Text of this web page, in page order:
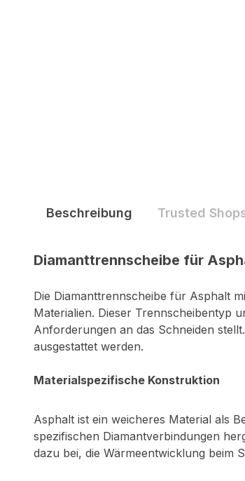
Beschreibung Trusted
Diamanttrennscheibe für
Die Diamanttrennscheibe für Asphalt
Materialien. Dieser Trennscheibentyp
Anforderungen an das Schneiden
ausgestattet werden.
Materialspezifische Konstruktion
Asphalt ist ein weicheres Material als
spezifischen Diamantverbindungen
dazu bei, die Wärmeentwicklung beim